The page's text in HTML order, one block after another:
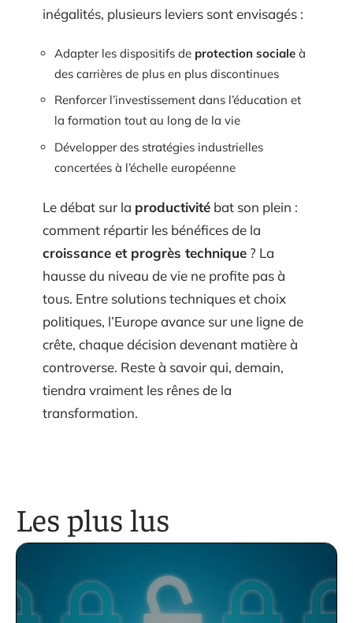
inégalités, plusieurs leviers sont envisagés :
Adapter les dispositifs de protection sociale à
des carrières de plus en plus discontinues
Renforcer l’investissement dans l’éducation et
la formation tout au long de la vie
Développer des stratégies industrielles
concertées à l’échelle européenne
Le débat sur la productivité bat son plein :
comment répartir les bénéfices de la
croissance et progrès technique ? La
hausse du niveau de vie ne profite pas à
tous. Entre solutions techniques et choix
politiques, l’Europe avance sur une ligne de
crête, chaque décision devenant matière à
controverse. Reste à savoir qui, demain,
tiendra vraiment les rênes de la
transformation.
Les plus lus